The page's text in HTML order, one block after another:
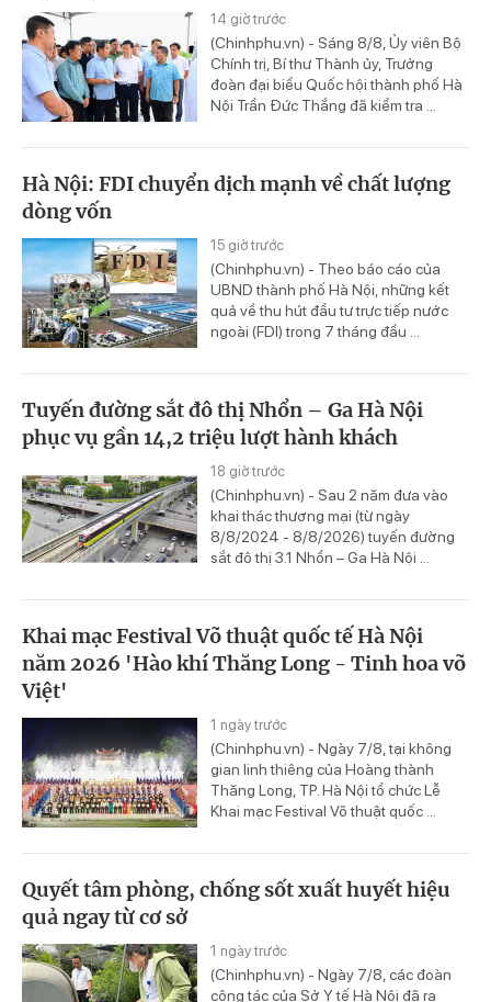
14 giờ trước
(Chinhphu.vn) - Sáng 8/8, Ủy viên Bộ
Chính trị, Bí thư Thành ủy, Trưởng
đoàn đại biểu Quốc hội thành phố Hà
Nội Trần Đức Thắng đã kiểm tra ...
Hà Nội: FDI chuyển dịch mạnh về chất lượng
dòng vốn
15 giờ trước
(Chinhphu.vn) - Theo báo cáo của
UBND thành phố Hà Nội, những kết
quả về thu hút đầu tư trực tiếp nước
ngoài (FDI) trong 7 tháng đầu ...
Tuyến đường sắt đô thị Nhổn – Ga Hà Nội
phục vụ gần 14,2 triệu lượt hành khách
18 giờ trước
(Chinhphu.vn) - Sau 2 năm đưa vào
khai thác thương mại (từ ngày
8/8/2024 - 8/8/2026) tuyến đường
sắt đô thị 3.1 Nhổn – Ga Hà Nội ...
Khai mạc Festival Võ thuật quốc tế Hà Nội
năm 2026 'Hào khí Thăng Long - Tinh hoa võ
Việt'
1 ngày trước
(Chinhphu.vn) - Ngày 7/8, tại không
gian linh thiêng của Hoàng thành
Thăng Long, TP. Hà Nội tổ chức Lễ
Khai mạc Festival Võ thuật quốc ...
Quyết tâm phòng, chống sốt xuất huyết hiệu
quả ngay từ cơ sở
1 ngày trước
(Chinhphu.vn) - Ngày 7/8, các đoàn
công tác của Sở Y tế Hà Nội đã ra